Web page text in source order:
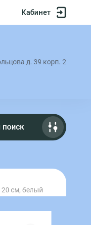
Кабинет
д. 39 корп. 2
20 см, белый